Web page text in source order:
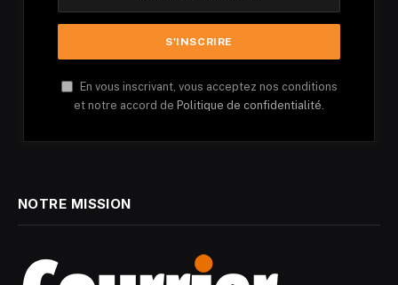
En vous inscrivant, vous acceptez nos conditions
et notre accord de Politique de confidentialité.
NOTRE MISSION